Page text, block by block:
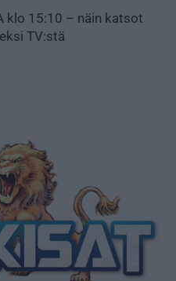
klo 15:10 – näin katsot
TV:stä